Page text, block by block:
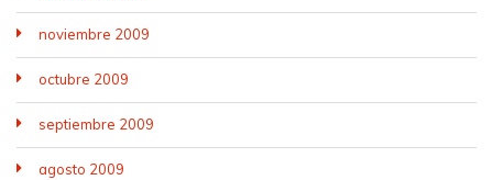
noviembre 2009
octubre 2009
septiembre 2009
agosto 2009